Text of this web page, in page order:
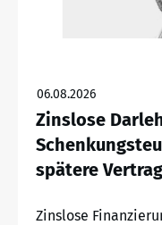
06.08.2026
Zinslose
spätere
Zinslose